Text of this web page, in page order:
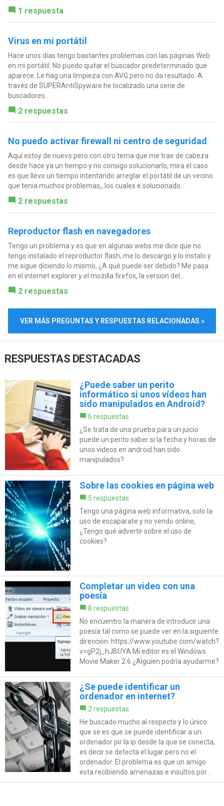
1 respuesta
Virus en mi portátil
Hace unos días tengo bastantes problemas con las páginas Web
en mi portátil. No puedo quitar el buscador predeterminado que
aparece. Le hag una limpieza con AVG pero no da resultado. A
través de SUPERAntiSpyware he localizado una serie de
buscadores...
2 respuestas
No puedo activar firewall ni centro de seguridad
Aquí estoy de nuevo pero con otro tema que me trae de cabeza
desde hace ya un tiempo y no consigo solucionarlo, mira el caso
es que llevo un tiempo intentando arreglar el portátil de un vecino
que tenia muchos problemas,, los cuales e solucionado...
2 respuestas
Reproductor flash en navegadores
Tengo un problema y es que en algunas webs me dice que no
tengo instalado el reproductor flash, me lo descargo y lo instalo y
me sigue diciendo lo mismo, ¿A qué puede ser debido? Me pasa
en el internet explorer y el mozilla firefox, la version del...
2 respuestas
VER MÁS PREGUNTAS Y RESPUESTAS RELACIONADAS »
RESPUESTAS DESTACADAS
¿Puede saber un perito
informático si unos vídeos han
sido manipulados en Android?
6 respuestas
¿Se trata de una prueba para un juicio
puede un perito saber si la fecha y horas de
unos videos en android han sido
manipulados?
Sobre las cookies en página web
5 respuestas
Tengo una página web informativa, solo la
uso de escaparate y no vendo online,
¿Tengo qué advertir sobre el uso de
cookies?
Completar un video con una
poesía
8 respuestas
No encuentro la manera de introducir una
poesía tal como se puede ver en la siguiente
dirección: https://www.youtube.com/watch?
v=gP2j_hJBUYA Mi editor es el Windows
Movie Maker 2.6 ¿Alguien podría ayudarme?
¿Se puede identificar un
ordenador en internet?
2 respuestas
He buscado mucho al respecto y lo único
que se es que se puede identificar a un
ordenador pir la ip desde la que se conecta,
es decir se detecta el lugar pero no el
ordenador. El problema es que un amigo
esta recibiendo amenazas e insultos por...